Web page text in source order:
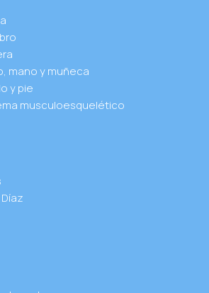
mano y muñeca
y pie
musculoesquelético